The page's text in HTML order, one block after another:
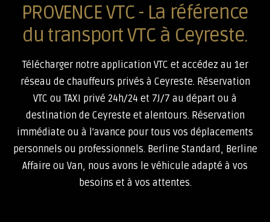
PROVENCE VTC - La référence
du transport VTC à Ceyreste.
Télécharger notre application VTC et accédez au 1er
réseau de chauffeurs privés à Ceyreste. Réservation
VTC ou TAXI privé 24h/24 et 7J/7 au départ ou à
destination de Ceyreste et alentours. Réservation
immédiate ou à l'avance pour tous vos déplacements
personnels ou professionnels. Berline Standard, Berline
Affaire ou Van, nous avons le véhicule adapté à vos
besoins et à vos attentes.